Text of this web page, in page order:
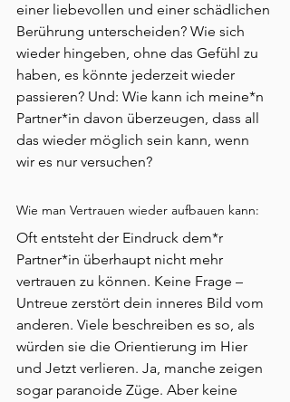
einer liebevollen und einer schädlichen
Berührung unterscheiden? Wie sich
wieder hingeben, ohne das Gefühl zu
haben, es könnte jederzeit wieder
passieren? Und: Wie kann ich meine*n
Partner*in davon überzeugen, dass all
das wieder möglich sein kann, wenn
wir es nur versuchen?
Wie man Vertrauen wieder aufbauen kann:
Oft entsteht der Eindruck dem*r
Partner*in überhaupt nicht mehr
vertrauen zu können. Keine Frage –
Untreue zerstört dein inneres Bild vom
anderen. Viele beschreiben es so, als
würden sie die Orientierung im Hier
und Jetzt verlieren. Ja, manche zeigen
sogar paranoide Züge. Aber keine